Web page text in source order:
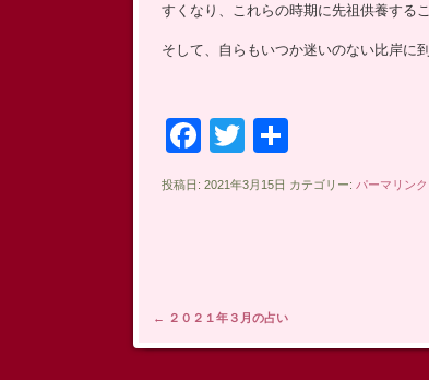
すくなり、これらの時期に先祖供養する
そして、自らもいつか迷いのない比岸に
Facebook
Twitter
有
投稿日: 2021年3月15日 カテゴリー: パーマリンク
投稿ナビゲーション
← ２０２１年３月の占い